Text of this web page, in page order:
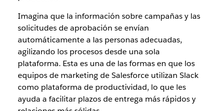
Imagina que la información sobre campañas y las
solicitudes de aprobación se envían
automáticamente a las personas adecuadas,
agilizando los procesos desde una sola
plataforma. Esta es una de las formas en que los
equipos de marketing de Salesforce utilizan Slack
como plataforma de productividad, lo que les
ayuda a facilitar plazos de entrega más rápidos y